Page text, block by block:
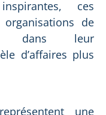
ces
de
dans leur
d’affaires plus
une